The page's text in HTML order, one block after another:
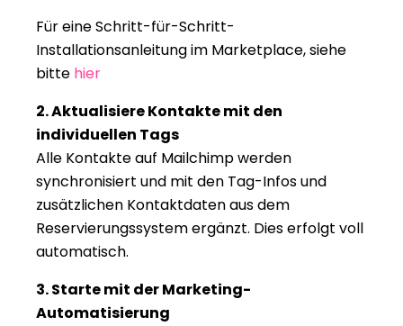
Für eine Schritt-für-Schritt-
Installationsanleitung im Marketplace, siehe
bitte hier
2. Aktualisiere Kontakte mit den
individuellen Tags
Alle Kontakte auf Mailchimp werden
synchronisiert und mit den Tag-Infos und
zusätzlichen Kontaktdaten aus dem
Reservierungssystem ergänzt. Dies erfolgt voll
automatisch.
3. Starte mit der Marketing-
Automatisierung